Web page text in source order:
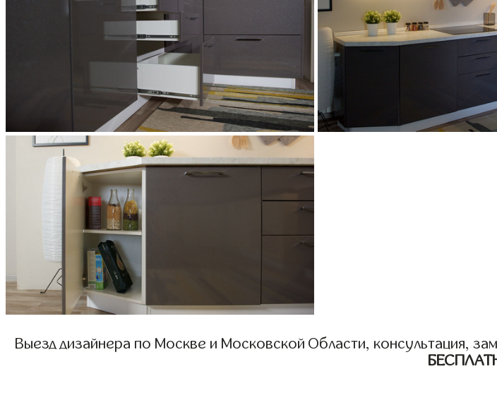
Выезд дизайнера по Москве и Московской Области, консультация,